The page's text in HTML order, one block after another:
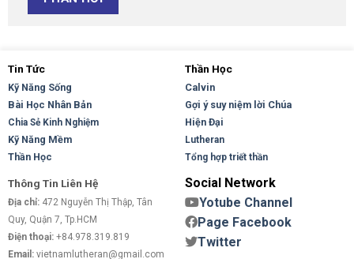
Tin Tức
Kỹ Năng Sống
Bài Học Nhân Bản
Chia Sẻ Kinh Nghiệm
Kỹ Năng Mềm
Thần Học
Thần Học
Calvin
Gợi ý suy niệm lời Chúa
Hiện Đại
Lutheran
Tổng hợp triết thần
Thông Tin Liên Hệ
Địa chỉ: 472 Nguyễn Thị Thập, Tân
Quy, Quận 7, Tp.HCM
Điện thoại: +84.978.319.819
Email: vietnamlutheran@gmail.com
Social Network
Yotube Channel
Page Facebook
Twitter